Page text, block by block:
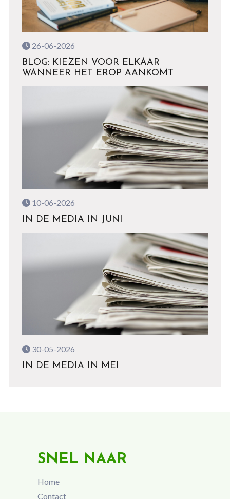
26-06-2026
BLOG: KIEZEN VOOR ELKAAR
WANNEER HET EROP AANKOMT
10-06-2026
IN DE MEDIA IN JUNI
30-05-2026
IN DE MEDIA IN MEI
SNEL NAAR
Home
Contact